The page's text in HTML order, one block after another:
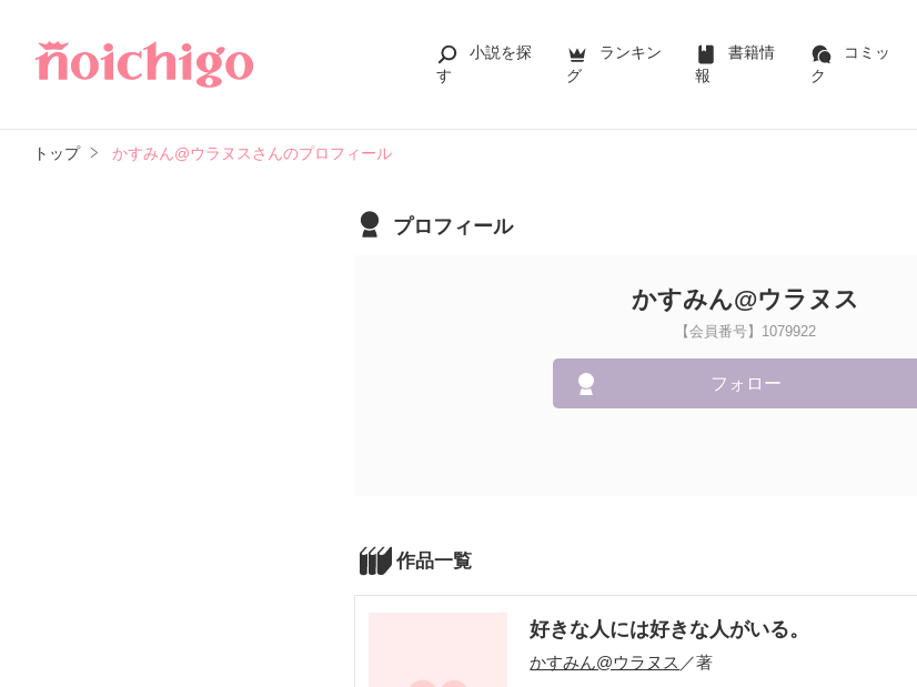
小説を探
す
ランキン
グ
書籍情
報
コミッ
ク
トップ かすみん@ウラヌスさんのプロフィール
プロフィール
かすみん@ウラヌス
【会員番号】1079922
フォロー
作品一覧
好きな人には好きな人がいる。
かすみん@ウラヌス ／著